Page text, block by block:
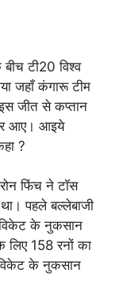
टी20 विश्व
जहाँ कंगारू टीम
जीत से कप्तान
आए। आइये
?
फिंच ने टॉस
पहले बल्लेबाजी
के नुकसान
लिए 158 रनों का
के नुकसान